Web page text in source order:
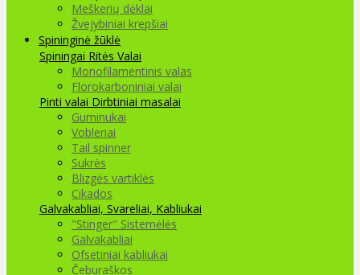
Meškerių dėklai
Žvejybiniai krepšiai
Spininginė žūklė
Spiningai Ritės Valai
Monofilamentinis valas
Florokarboniniai valai
Pinti valai Dirbtiniai masalai
Guminukai
Vobleriai
Tail spinner
Sukrės
Blizgės vartiklės
Cikados
Galvakabliai, Svareliai, Kabliukai
"Stinger" Sistemėlės
Galvakabliai
Ofsetiniai kabliukai
Čeburaškos